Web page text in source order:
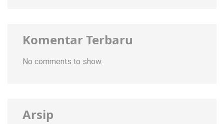
Komentar Terbaru
No comments to show.
Arsip